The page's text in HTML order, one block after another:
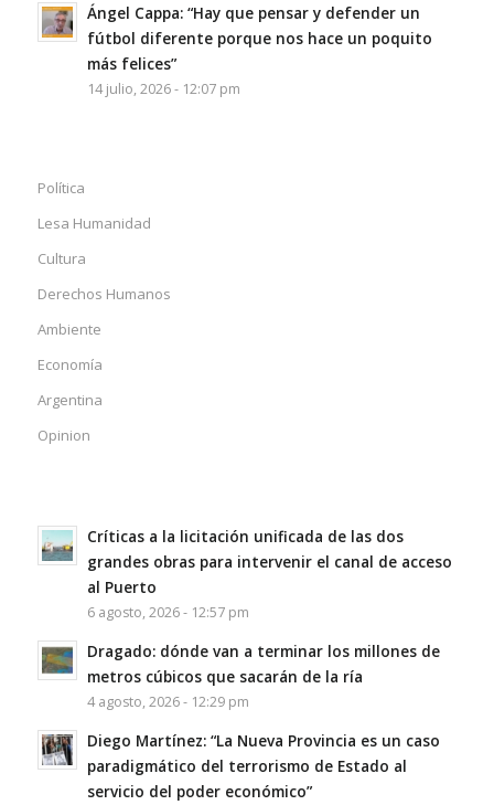
Ángel Cappa: “Hay que pensar y defender un
fútbol diferente porque nos hace un poquito
más felices”
14 julio, 2026 - 12:07 pm
Política
Lesa Humanidad
Cultura
Derechos Humanos
Ambiente
Economía
Argentina
Opinion
Críticas a la licitación unificada de las dos
grandes obras para intervenir el canal de acceso
al Puerto
6 agosto, 2026 - 12:57 pm
Dragado: dónde van a terminar los millones de
metros cúbicos que sacarán de la ría
4 agosto, 2026 - 12:29 pm
Diego Martínez: “La Nueva Provincia es un caso
paradigmático del terrorismo de Estado al
servicio del poder económico”